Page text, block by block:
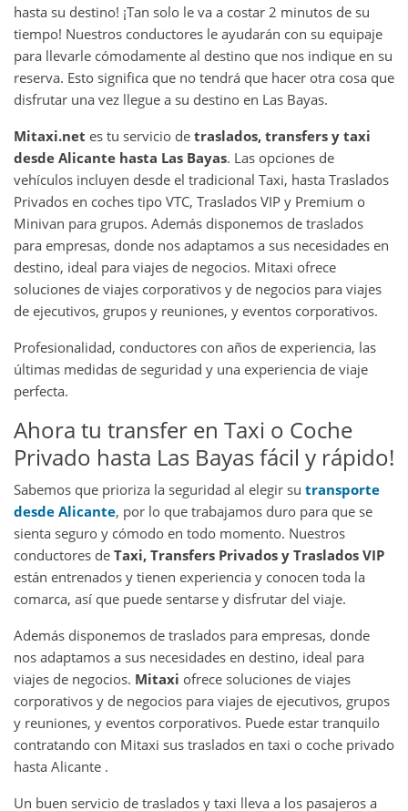
hasta su destino! ¡Tan solo le va a costar 2 minutos de su
tiempo! Nuestros conductores le ayudarán con su equipaje
para llevarle cómodamente al destino que nos indique en su
reserva. Esto significa que no tendrá que hacer otra cosa que
disfrutar una vez llegue a su destino en Las Bayas.
Mitaxi.net es tu servicio de traslados, transfers y taxi
desde Alicante hasta Las Bayas. Las opciones de
vehículos incluyen desde el tradicional Taxi, hasta Traslados
Privados en coches tipo VTC, Traslados VIP y Premium o
Minivan para grupos. Además disponemos de traslados
para empresas, donde nos adaptamos a sus necesidades en
destino, ideal para viajes de negocios. Mitaxi ofrece
soluciones de viajes corporativos y de negocios para viajes
de ejecutivos, grupos y reuniones, y eventos corporativos.
Profesionalidad, conductores con años de experiencia, las
últimas medidas de seguridad y una experiencia de viaje
perfecta.
Ahora tu transfer en Taxi o Coche
Privado hasta Las Bayas fácil y rápido!
Sabemos que prioriza la seguridad al elegir su transporte
desde Alicante, por lo que trabajamos duro para que se
sienta seguro y cómodo en todo momento. Nuestros
conductores de Taxi, Transfers Privados y Traslados VIP
están entrenados y tienen experiencia y conocen toda la
comarca, así que puede sentarse y disfrutar del viaje.
Además disponemos de traslados para empresas, donde
nos adaptamos a sus necesidades en destino, ideal para
viajes de negocios. Mitaxi ofrece soluciones de viajes
corporativos y de negocios para viajes de ejecutivos, grupos
y reuniones, y eventos corporativos. Puede estar tranquilo
contratando con Mitaxi sus traslados en taxi o coche privado
hasta Alicante .
Un buen servicio de traslados y taxi lleva a los pasajeros a